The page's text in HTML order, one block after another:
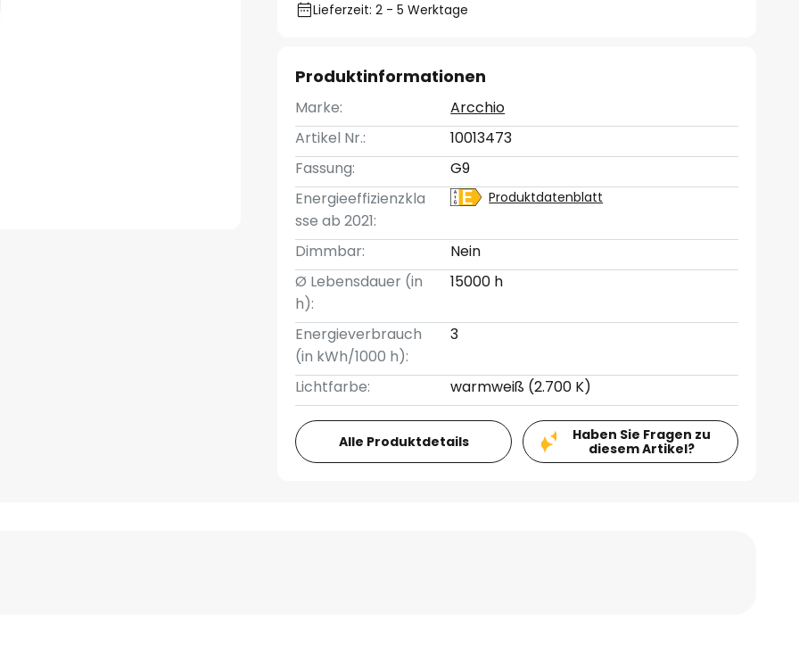
Lieferzeit: 2 - 5 Werktage
Produktinformationen
Marke:
Arcchio
Artikel Nr.:
10013473
Fassung:
G9
Energieeffizienzkla
sse ab 2021:
Produktdatenblatt
Dimmbar:
Nein
Ø Lebensdauer (in
h):
15000 h
Energieverbrauch
(in kWh/1000 h):
3
Lichtfarbe: warmweiß (2.700 K)
Alle Produktdetails
Haben Sie Fragen zu
diesem Artikel?